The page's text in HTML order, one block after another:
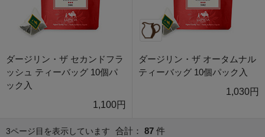
ダージリン・ザ セカンドフラ
ッシュ ティーバッグ 10個パ
ック入
1,100円
ダージリン・ザ オータムナル
ティーバッグ 10個パック入
1,030円
3ページ目を表示しています 合計： 87 件